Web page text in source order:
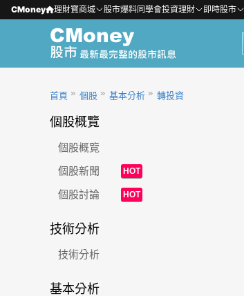
CMoney 理財寶商城 股市爆料同學會投資理財 即時股市
首頁 個股 基本分析 轉投資
個股概覽
個股概覽
個股新聞
HOT
個股討論 HOT
技術分析
技術分析
基本分析